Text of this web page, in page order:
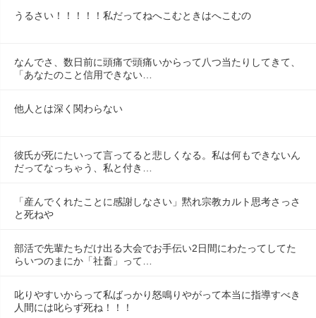
うるさい！！！！！私だってねへこむときはへこむの
なんでさ、数日前に頭痛で頭痛いからって八つ当たりしてきて、
「あなたのこと信用できない…
他人とは深く関わらない
彼氏が死にたいって言ってると悲しくなる。私は何もできないん
だってなっちゃう、私と付き…
「産んでくれたことに感謝しなさい」黙れ宗教カルト思考さっさ
と死ねや
部活で先輩たちだけ出る大会でお手伝い2日間にわたってしてた
らいつのまにか「社畜」って…
叱りやすいからって私ばっかり怒鳴りやがって本当に指導すべき
人間には叱らず死ね！！！